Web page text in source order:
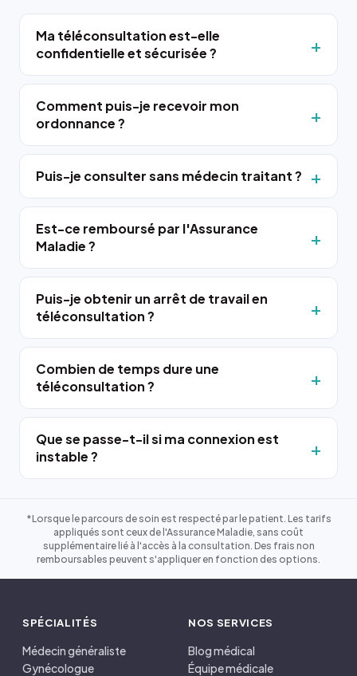
Ma téléconsultation est-elle
confidentielle et sécurisée ?
Comment puis-je recevoir mon
ordonnance ?
Puis-je consulter sans médecin traitant ?
Est-ce remboursé par l'Assurance
Maladie ?
Puis-je obtenir un arrêt de travail en
téléconsultation ?
Combien de temps dure une
téléconsultation ?
Que se passe-t-il si ma connexion est
instable ?
*Lorsque le parcours de soin est respecté par le patient. Les tarifs
appliqués sont ceux de l'Assurance Maladie, sans coût
supplémentaire lié à l'accès à la consultation. Des frais non
remboursables peuvent s'appliquer en fonction des options.
SPÉCIALITÉS
Médecin généraliste
Gynécologue
NOS SERVICES
Blog médical
Équipe médicale